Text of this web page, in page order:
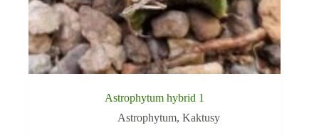
Astrophytum hybrid 1
Astrophytum,Kaktusy